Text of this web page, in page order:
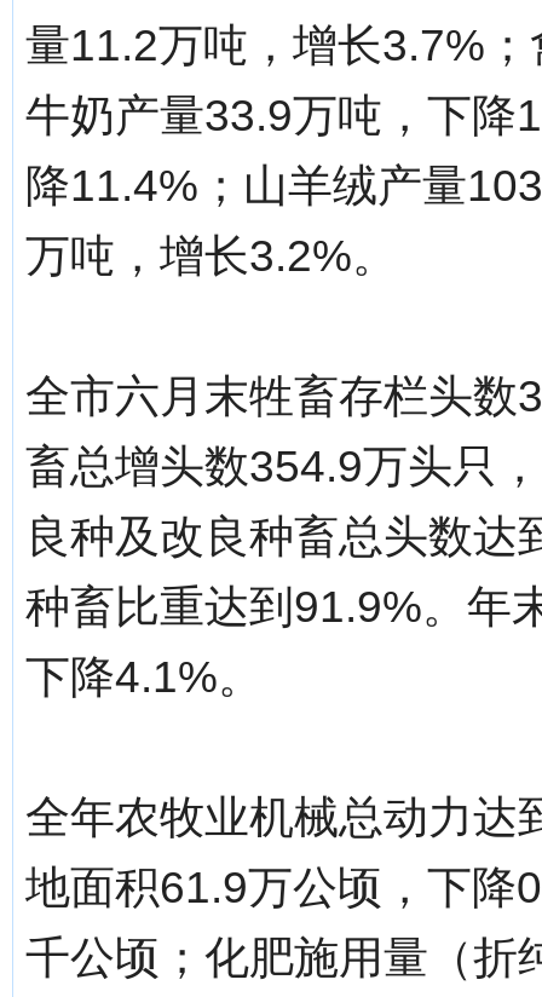
量11.2万吨，增长3.7%
牛奶产量33.9万吨，下降
降11.4%；山羊绒产量
万吨，增长3.2%。
全市六月末牲畜存栏头数
畜总增头数354.9万头只
良种及改良种畜总头数
种畜比重达到91.9%。年
下降4.1%。
全年农牧业机械总动力达
地面积61.9万公顷，下降
千公顷；化肥施用量（折